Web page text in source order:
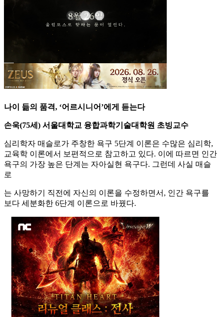
나이 듦의 품격, ‘어르시니어’에게 듣는다
손욱(75세) 서울대학교 융합과학기술대학원 초빙교수
심리학자 매슬로가 주창한 욕구 5단계 이론은 수많은 심리학,
교육학 이론에서 보편적으로 참고하고 있다. 이에 따르면 인간
욕구의 가장 높은 단계는 자아실현 욕구다. 그런데 사실 매슬
로
는 사망하기 직전에 자신의 이론을 수정하면서, 인간 욕구를
보다 세분화한 6단계 이론으로 바꿨다.